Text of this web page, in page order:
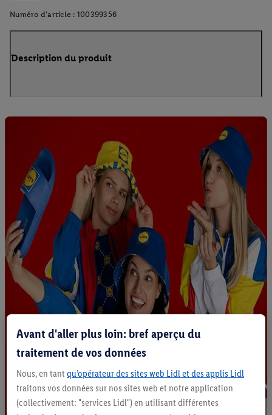
Numéro d'article : 100399356
Description du produit
Avant d'aller plus loin: bref aperçu du
traitement de vos données
Nous, en tant qu’opérateur des sites web Lidl et des applis Lidl
traitons vos données sur nos sites web et notre application
(collectivement: "services Lidl") en utilisant différentes